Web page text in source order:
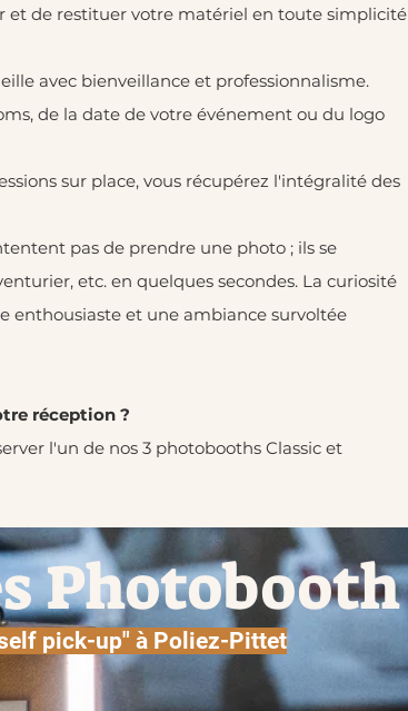
et de restituer votre matériel en toute simplicité
avec bienveillance et professionnalisme.
de la date de votre événement ou du logo
sur place, vous récupérez l'intégralité des
pas de prendre une photo ; ils se
etc. en quelques secondes. La curiosité
enthousiaste et une ambiance survoltée
réception ?
l'un de nos 3 photobooths Classic et
Photobooth
pick-up" à Poliez-Pittet